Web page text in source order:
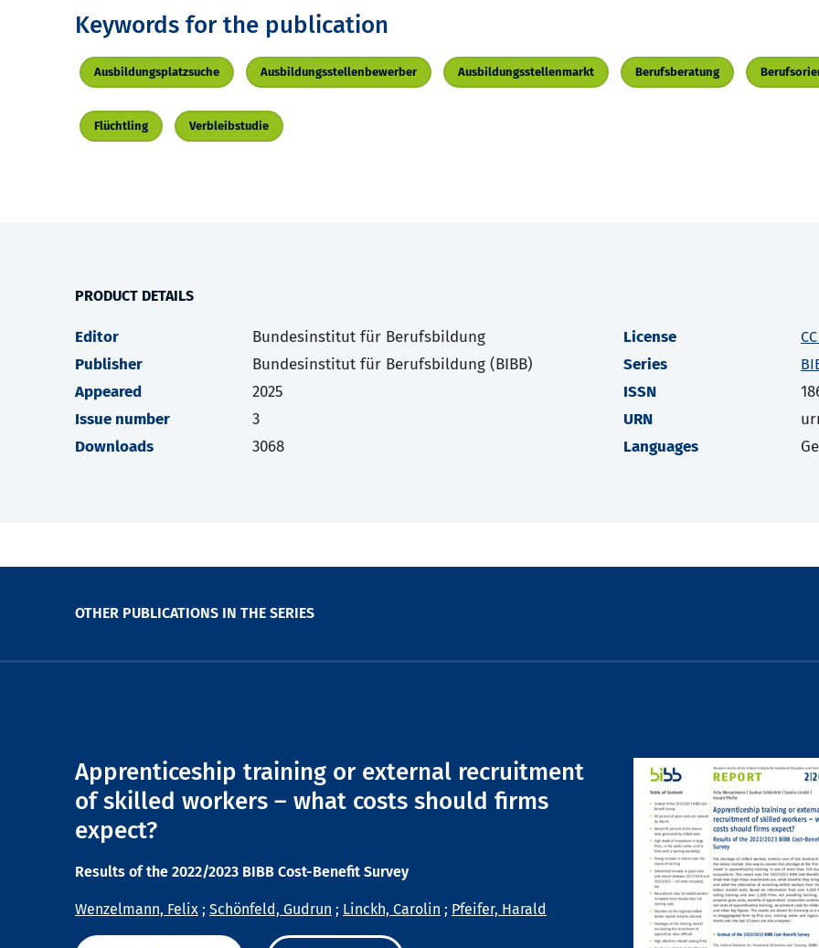
Keywords for the publication
Ausbildungsplatzsuche Ausbildungsstellenbewerber Ausbildungsstellenmarkt Berufsberatung
Flüchtling Verbleibstudie
PRODUCT DETAILS
Editor
Bundesinstitut für Berufsbildung
Publisher
Bundesinstitut für Berufsbildung (BIBB)
Appeared
2025
Issue number
3
Downloads
3068
License
Series
ISSN
URN
Languages
OTHER PUBLICATIONS IN THE SERIES
Apprenticeship training or external recruitment
of skilled workers – what costs should firms
expect?
Results of the 2022/2023 BIBB Cost-Benefit Survey
Wenzelmann, Felix ; Schönfeld, Gudrun ; Linckh, Carolin ; Pfeifer, Harald